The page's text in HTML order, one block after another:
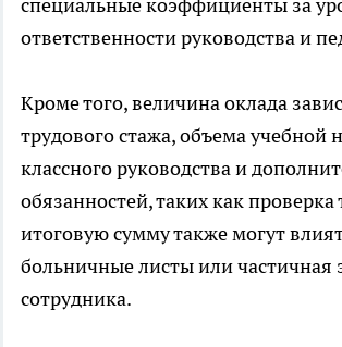
специальные коэффициенты за
ответственности руководства и
Кроме того, величина оклада
трудового стажа, объема учебной
классного руководства и
обязанностей, таких как проверка
итоговую сумму также могут
больничные листы или частичная
сотрудника.